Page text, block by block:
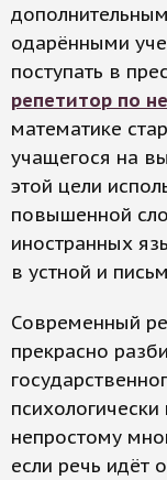
одарёнными
поступать в
репетитор по
математике
учащегося на
этой цели
повышенной
иностранных
в устной и
Современный
прекрасно
непростому
если речь идёт